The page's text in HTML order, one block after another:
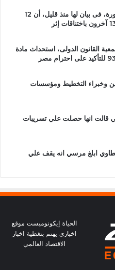
أعلنت إمارة منطقة المدينة المنورة، فى بيان لها منذ قليل، أن 12
القانون الدولى، استحداث مادة
وخبراء التخطيط ومؤسسات
قالت انها حصلت علي تسريبات
ابلغ مرسي انه يقف علي
الحياة إيكونوميست موقع
اخباري يهتم بتغظية اخبار
الاقتصاد العالمي